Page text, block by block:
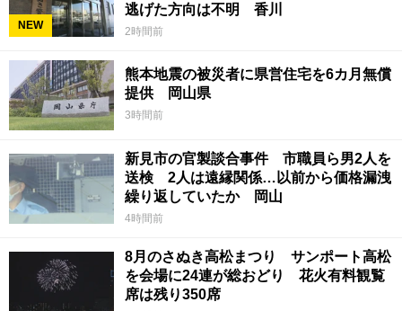
NEW
逃げた方向は不明 香川
2時間前
熊本地震の被災者に県営住宅を6カ月無償
提供 岡山県
3時間前
新見市の官製談合事件 市職員ら男2人を
送検 2人は遠縁関係…以前から価格漏洩
繰り返していたか 岡山
4時間前
8月のさぬき高松まつり サンポート高松
を会場に24連が総おどり 花火有料観覧
席は残り350席